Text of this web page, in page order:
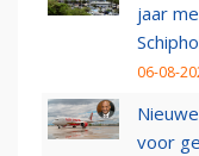
jaar
06-08-
voor